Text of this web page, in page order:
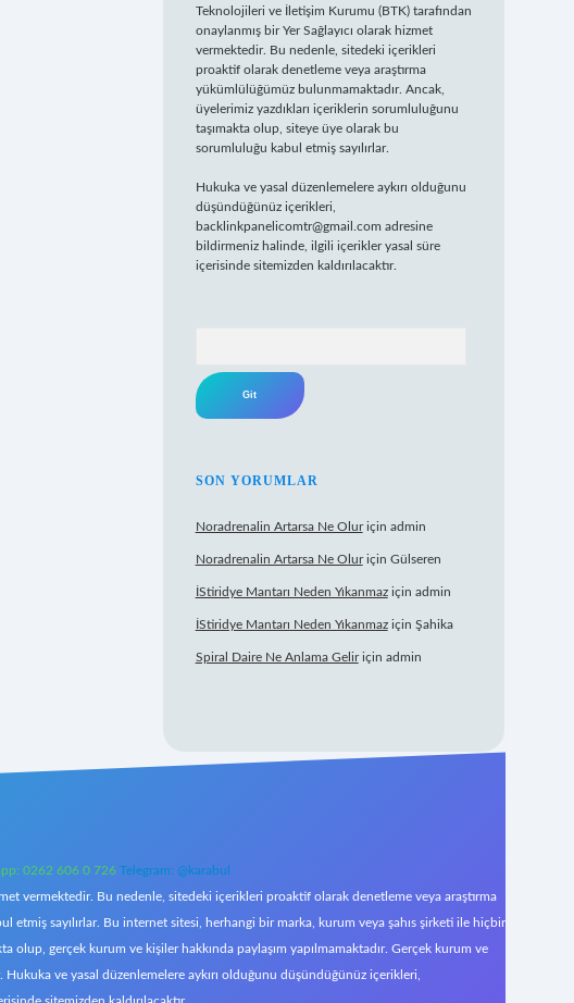
Teknolojileri ve İletişim Kurumu (BTK) tarafından
onaylanmış bir Yer Sağlayıcı olarak hizmet
vermektedir. Bu nedenle, sitedeki içerikleri
proaktif olarak denetleme veya araştırma
yükümlülüğümüz bulunmamaktadır. Ancak,
üyelerimiz yazdıkları içeriklerin sorumluluğunu
taşımakta olup, siteye üye olarak bu
sorumluluğu kabul etmiş sayılırlar.
Hukuka ve yasal düzenlemelere aykırı olduğunu
düşündüğünüz içerikleri,
backlinkpanelicomtr@gmail.com adresine
bildirmeniz halinde, ilgili içerikler yasal süre
içerisinde sitemizden kaldırılacaktır.
SON YORUMLAR
Noradrenalin Artarsa Ne Oluriçin admin
Noradrenalin Artarsa Ne Oluriçin Gülseren
İStiridye Mantarı Neden Yıkanmaziçin admin
İStiridye Mantarı Neden Yıkanmaziçin Şahika
Spiral Daire Ne Anlama Geliriçin admin
0262 606 0 726 Telegram: @karabul
vermektedir. Bu nedenle, sitedeki içerikleri proaktif olarak denetleme veya araştırma
sayılırlar. Bu internet sitesi, herhangi bir marka, kurum veya şahıs şirketi ile hiçbir
olup, gerçek kurum ve kişiler hakkında paylaşım yapılmamaktadır. Gerçek kurum ve
ve yasal düzenlemelere aykırı olduğunu düşündüğünüz içerikleri,